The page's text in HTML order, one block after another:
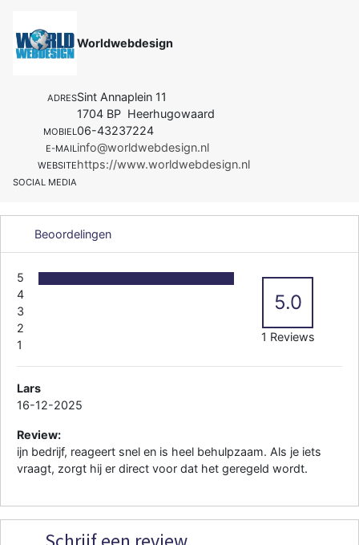
Worldwebdesign
ADRESSint Annaplein 11
1704 BP Heerhugowaard
MOBIEL06-43237224
E-MAILinfo@worldwebdesign.nl
WEBSITEhttps://www.worldwebdesign.nl
SOCIAL MEDIA
Beoordelingen
5
4
3
2
1
5.0
1 Reviews
Lars
16-12-2025
Review:
ijn bedrijf, reageert snel en is heel behulpzaam. Als je iets
vraagt, zorgt hij er direct voor dat het geregeld wordt.